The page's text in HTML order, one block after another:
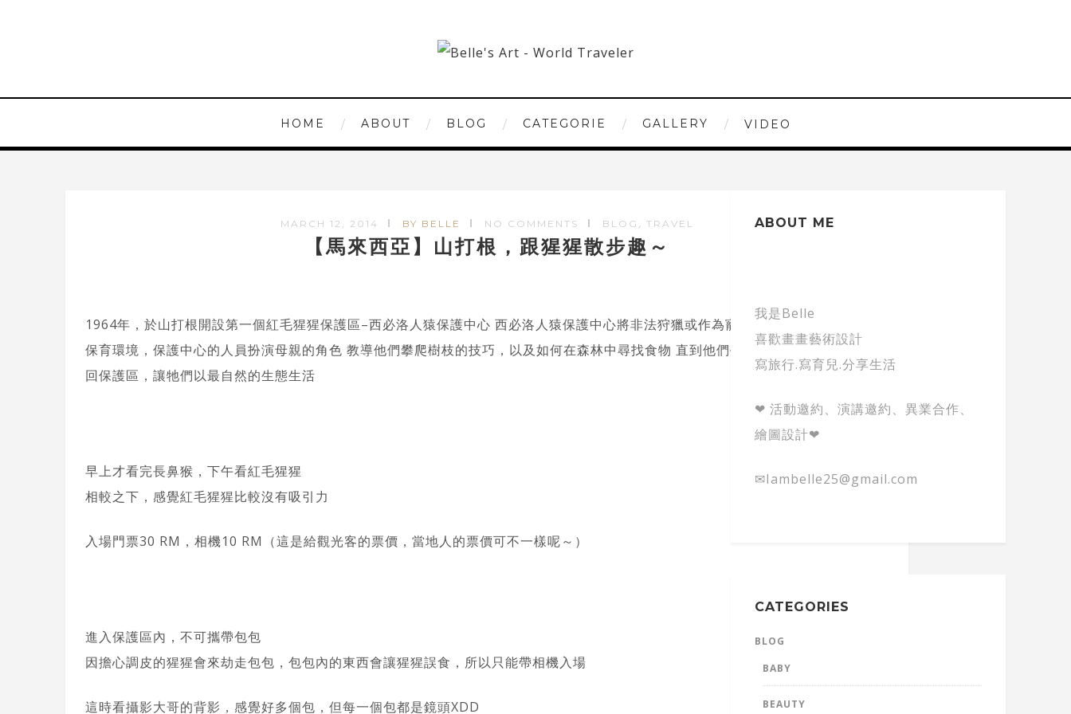
HOME ABOUT BLOG CATEGORIE GALLERY VIDEO
MARCH 12, 2014 BY BELLE NO COMMENTS BLOG , TRAVEL
【馬來西亞】山打根，跟猩猩散步趣～
1964年，於山打根開設第一個紅毛猩猩保護區–西必洛人猿保護中心 西必洛人猿保護中心將非法狩獵或作為寵物飼養的孤兒猩猩寶寶的
保育環境，保護中心的人員扮演母親的角色 教導他們攀爬樹枝的技巧，以及如何在森林中尋找食物 直到他們學會求生技能後，將會放
回保護區，讓牠們以最自然的生態生活
早上才看完長鼻猴，下午看紅毛猩猩
相較之下，感覺紅毛猩猩比較沒有吸引力
入場門票30 RM，相機10 RM（這是給觀光客的票價，當地人的票價可不一樣呢～）
進入保護區內，不可攜帶包包
因擔心調皮的猩猩會來劫走包包，包包內的東西會讓猩猩誤食，所以只能帶相機入場
這時看攝影大哥的背影，感覺好多個包，但每一個包都是鏡頭XDD
ABOUT ME
我是Belle
喜歡畫畫藝術設計
寫旅行.寫育兒.分享生活
❤ 活動邀約、演講邀約、異業合作、
繪圖設計❤
✉Iambelle25@gmail.com
CATEGORIES
BLOG
BABY
BEAUTY